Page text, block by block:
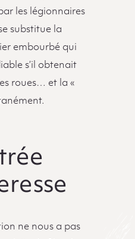
les légionnaires
substitue la
embourbé qui
s’il obtenait
roues… et la «
ne nous a pas